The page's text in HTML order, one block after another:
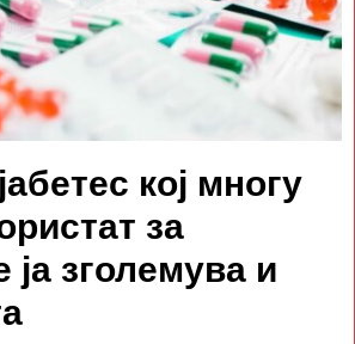
кој многу
за
зголемува и